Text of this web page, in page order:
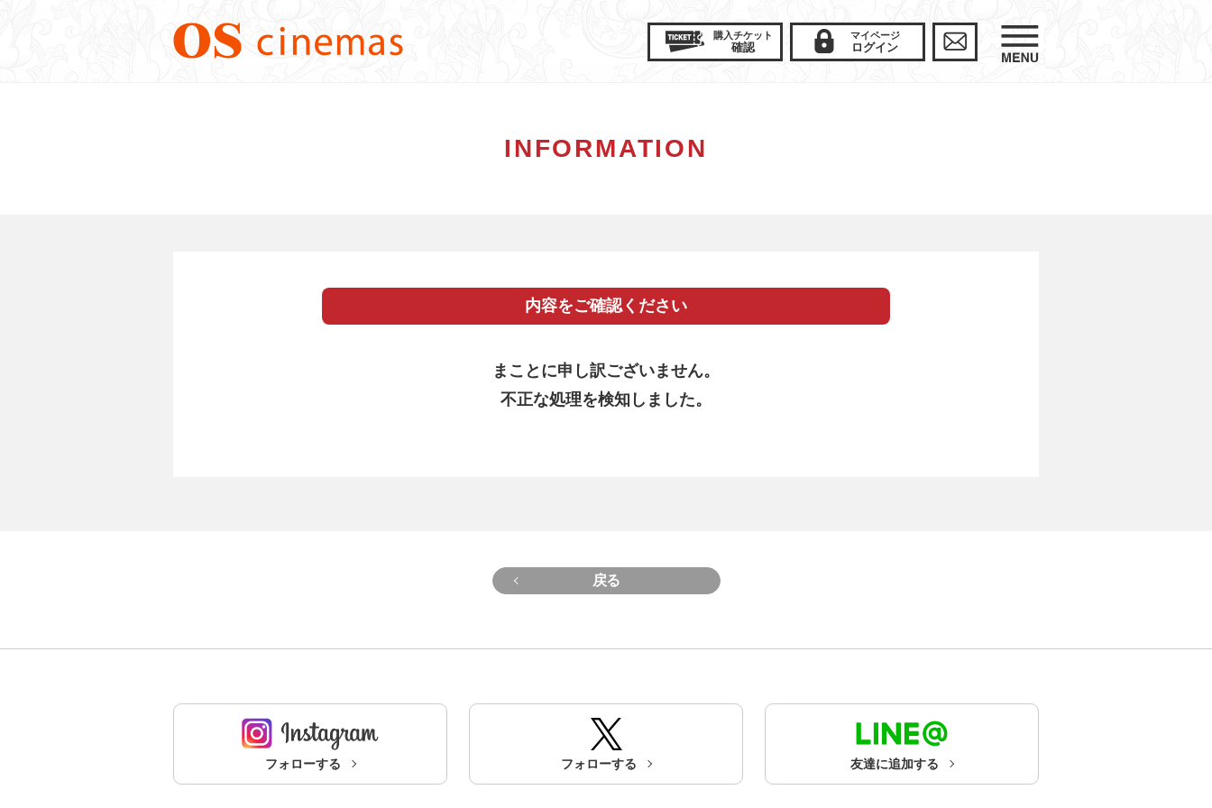
購入チケット
確認
マイページ
ログイン
INFORMATION
内容をご確認ください
まことに申し訳ございません。
不正な処理を検知しました。
戻る
フォローする フォローする 友達に追加する